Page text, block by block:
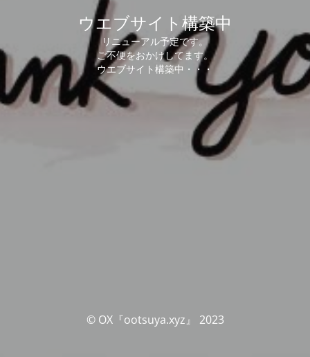
ウエブサイト構築中
リニューアル予定です。
ご不便をおかけしてます。
ウエブサイト構築中・・・
© OX『ootsuya.xyz』 2023